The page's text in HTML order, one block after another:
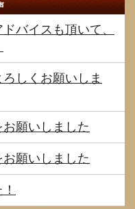
バイスも頂いて、
しくお願いしま
願いしました
願いしました